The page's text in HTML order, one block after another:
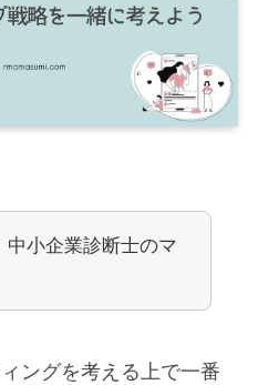
中小企業診断士のマ
ングを考える上で一番